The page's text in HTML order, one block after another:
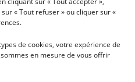
« Tout refuser » ou cliquer sur «
de cookies, votre expérience de
en mesure de vous offrir
RECHERCHE
NOUS CONTACTER